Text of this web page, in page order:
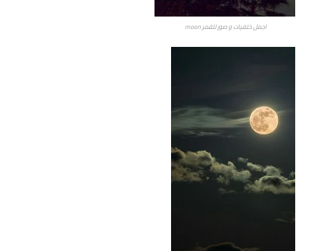
اجمل خلفيات و صور للقمر moon